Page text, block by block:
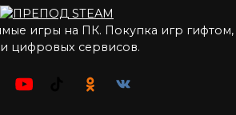
игры на ПК. Покупка игр гифтом,
цифровых сервисов.